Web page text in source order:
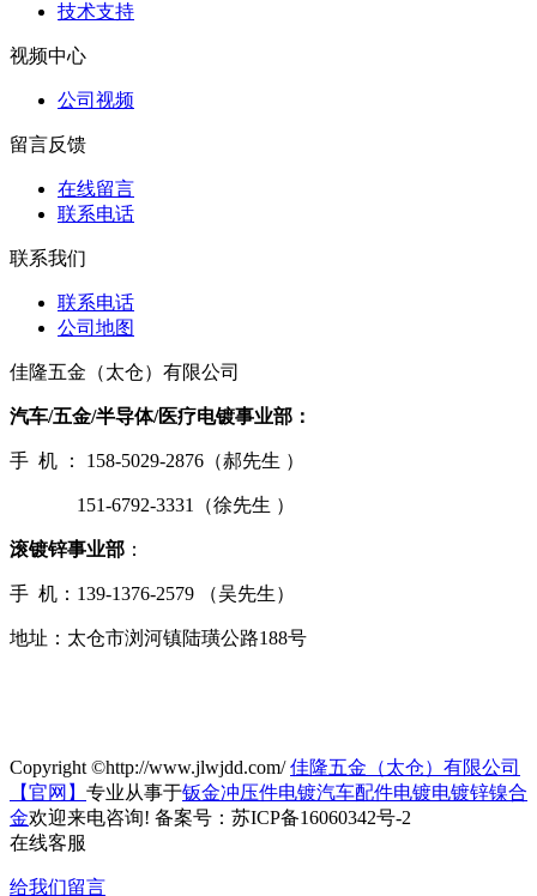
技术支持
视频中心
公司视频
留言反馈
在线留言
联系电话
联系我们
联系电话
公司地图
佳隆五金（太仓）有限公司
汽车/五金/半导体/医疗电镀事业部：
手 机 ： 158-5029-2876（郝先生 ）
151-6792-3331（徐先生 ）
滚镀锌事业部 ：
手 机：139-1376-2579 （吴先生）
地址：太仓市浏河镇陆璜公路188号
Copyright ©http://www.jlwjdd.com/佳隆五金（太仓）有限公司
【官网】 专业从事于钣金冲压件电镀汽车配件电镀电镀锌镍合
金欢迎来电咨询! 备案号：苏ICP备16060342号-2
在线客服
给我们留言